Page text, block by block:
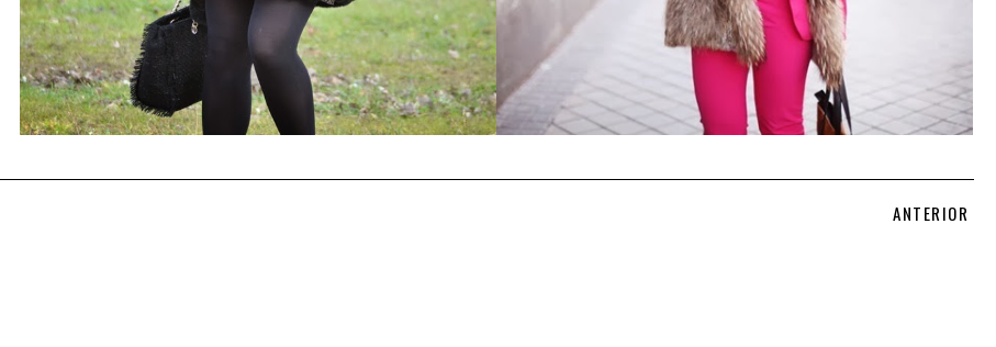
ANTERIOR